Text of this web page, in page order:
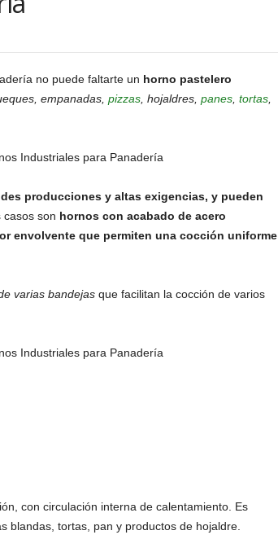
no puede faltarte un horno pastelero
empanadas, pizzas, hojaldres, panes, tortas,
producciones y altas exigencias, y pueden
casos son hornos con acabado de acero
envolvente que permiten una cocción uniforme
varias bandejasque facilitan la cocción de varios
con circulación interna de calentamiento. Es
blandas, tortas, pan y productos de hojaldre.